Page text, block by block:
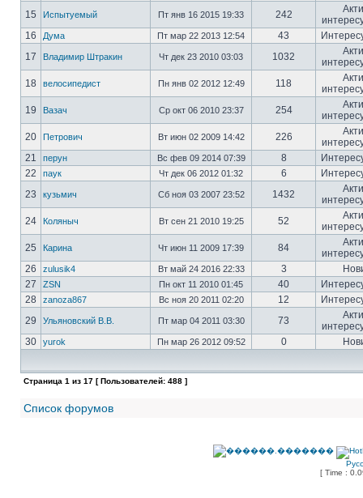
15
Испытуемый Пт янв 16 2015 19:33 242
16
Дума Пт мар 22 2013 12:54 43
17
Владимир Штракин Чт дек 23 2010 03:03 1032
18
велосипедист Пн янв 02 2012 12:49 118
19
Вазач Ср окт 06 2010 23:37 254
20
Петрович Вт июн 02 2009 14:42 226
21
перун Вс фев 09 2014 07:39 8
22
паук Чт дек 06 2012 01:32 6
23
кузьмич Сб ноя 03 2007 23:52 1432
24
Коляныч Вт сен 21 2010 19:25 52
25
Карина Чт июн 11 2009 17:39 84
26
zulusik4 Вт май 24 2016 22:33 3
27
ZSN Пн окт 11 2010 01:45 40
28
zanoza867 Вс ноя 20 2011 02:20 12
29
Ульяновский В.В. Пт мар 04 2011 03:30 73
30
yurok Пн мар 26 2012 09:52 0
Страница 1 из 17 [ Пользователей: 488 ]
Список форумов
[ Time :